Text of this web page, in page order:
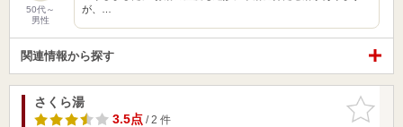
50代～
男性
が、…
関連情報から探す
お気に入
りに追加
さくら湯
3.5点/ 2 件